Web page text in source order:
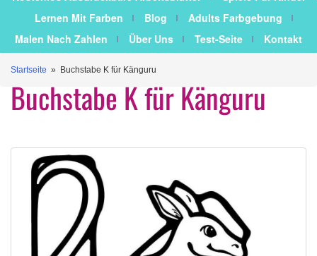
Lernen Mit Farben
Blog
Adults Farbgebung
Malen Nach Zahlen
Über Uns Test-Seite Kontakt
Startseite » Buchstabe K für Känguru
Buchstabe K für Känguru